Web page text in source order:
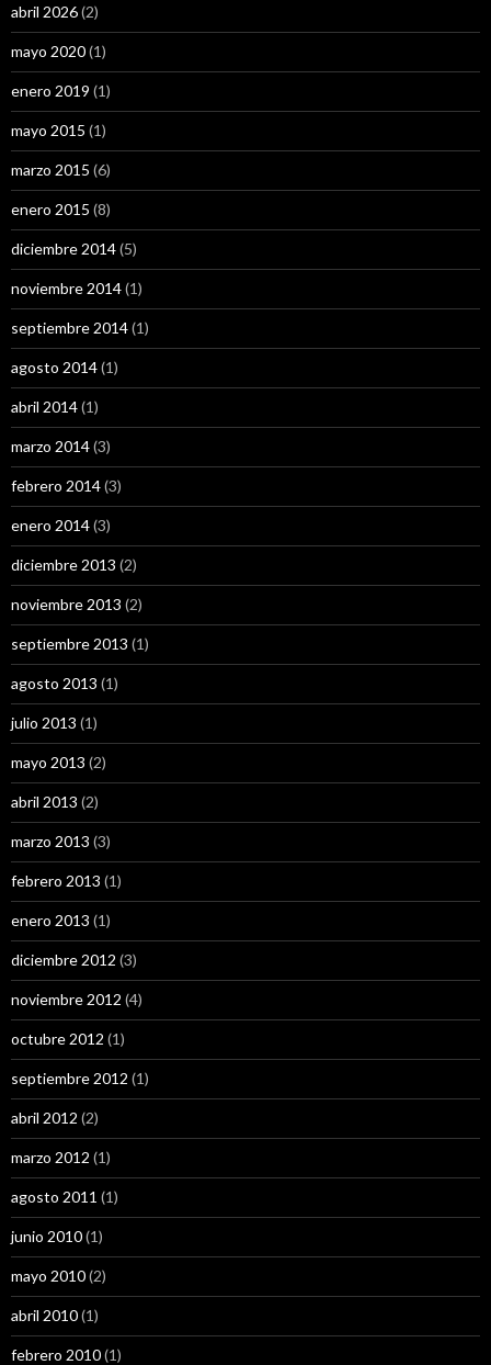
abril 2026(2)
mayo 2020(1)
enero 2019 (1)
mayo 2015 (1)
marzo 2015 (6)
enero 2015 (8)
diciembre 2014(5)
noviembre 2014(1)
septiembre 2014(1)
agosto 2014(1)
abril 2014(1)
marzo 2014(3)
febrero 2014(3)
enero 2014(3)
diciembre 2013 (2)
noviembre 2013 (2)
septiembre 2013 (1)
agosto 2013 (1)
julio 2013 (1)
mayo 2013 (2)
abril 2013 (2)
marzo 2013 (3)
febrero 2013 (1)
enero 2013 (1)
diciembre 2012 (3)
noviembre 2012 (4)
octubre 2012 (1)
septiembre 2012 (1)
abril 2012 (2)
marzo 2012 (1)
agosto 2011 (1)
junio 2010(1)
mayo 2010(2)
abril 2010(1)
febrero 2010(1)